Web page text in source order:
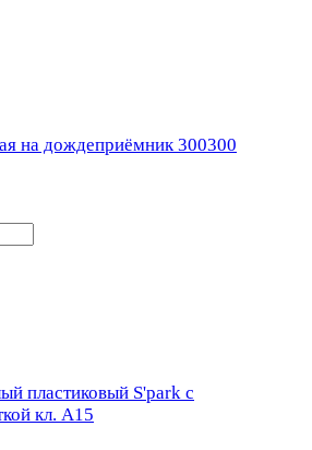
на дождеприёмник 300300
пластиковый S'park с
кл. А15